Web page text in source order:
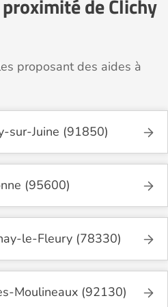
de Clichy
proposant des aides à
sur-Juine (91850)
(95600)
le-Fleury (78330)
Moulineaux (92130)